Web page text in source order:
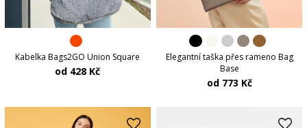
Kabelka Bags2GO Union Square
od 428 Kč
Elegantní taška přes rameno Bag
Base
od 773 Kč